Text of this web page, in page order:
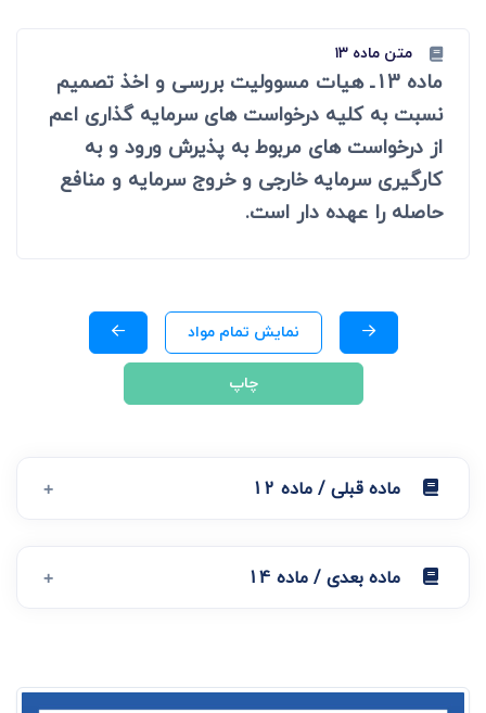
متن ماده ۱۳
ماده 13ـ هیات مسوولیت بررسی و اخذ تصمیم
نسبت به کلیه درخواست های سرمایه گذاری اعم
از درخواست های مربوط به پذیرش ورود و به
کارگیری سرمایه خارجی و خروج سرمایه و منافع
حاصله را عهده دار است.
نمایش تمام مواد
چاپ
ماده قبلی / ماده 12
ماده بعدی / ماده 14